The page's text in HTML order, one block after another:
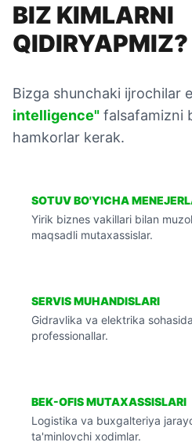
BIZ KIMLARNI
QIDIRYAPMIZ?
Bizga shunchaki ijrochilar
intelligence" falsafamizni
hamkorlar kerak.
SOTUV BO'YICHA
Yirik biznes vakillari bilan
maqsadli mutaxassislar.
SERVIS MUHANDISLARI
Gidravlika va elektrika
professionallar.
BEK-OFIS MUTAXASSISLARI
Logistika va buxgalteriya
ta'minlovchi xodimlar.